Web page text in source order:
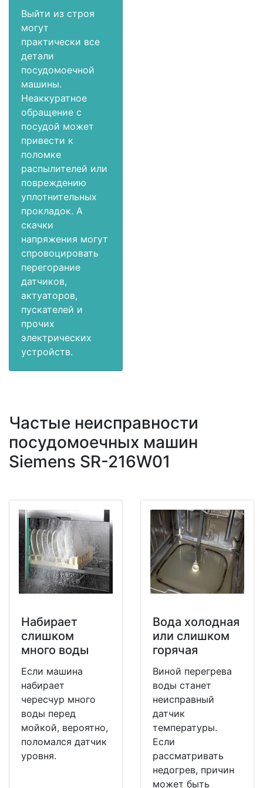
Выйти из строя
могут
практически все
детали
посудомоечной
машины.
Неаккуратное
обращение с
посудой может
привести к
поломке
распылителей или
повреждению
уплотнительных
прокладок. А
скачки
напряжения могут
спровоцировать
перегорание
датчиков,
актуаторов,
пускателей и
прочих
электрических
устройств.
Частые неисправности
посудомоечных машин
Siemens SR-216W01
Набирает
слишком
много воды
Если машина
набирает
чересчур много
воды перед
мойкой, вероятно,
поломался датчик
уровня.
Вода холодная
или слишком
горячая
Виной перегрева
воды станет
неисправный
датчик
температуры.
Если
рассматривать
недогрев, причин
может быть